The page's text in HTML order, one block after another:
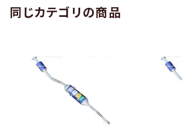
同じカテゴリの商品